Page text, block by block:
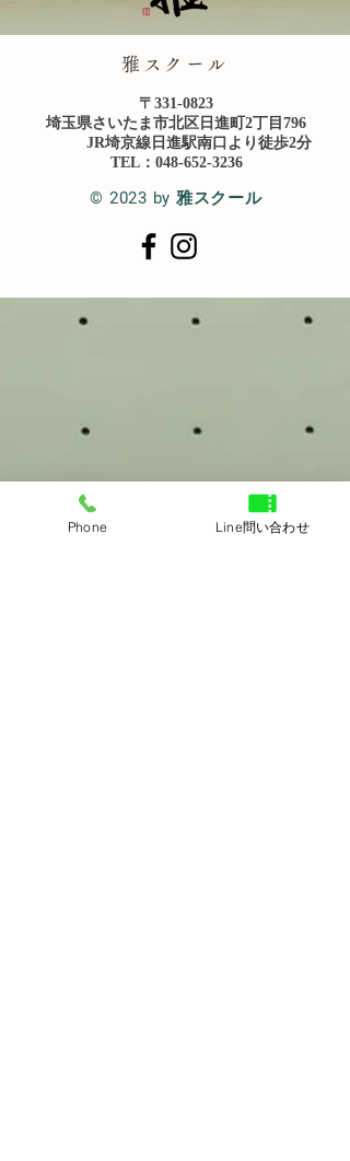
雅スクール
〒331-0823
埼玉県さいたま市北区日進町2丁目796
​ JR埼京線日進駅南口より徒歩2分
TEL：048-652-3236
© 2023 by 雅スクール
Phone Line問い合わせ